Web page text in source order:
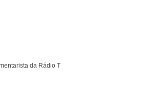
da Rádio T